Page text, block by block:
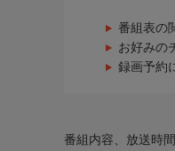
番組表の
お好みの
録画予約
番組内容、放送時